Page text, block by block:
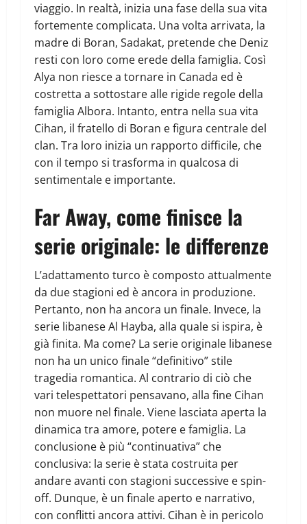
viaggio. In realtà, inizia una fase della sua vita
fortemente complicata. Una volta arrivata, la
madre di Boran, Sadakat, pretende che Deniz
resti con loro come erede della famiglia. Così
Alya non riesce a tornare in Canada ed è
costretta a sottostare alle rigide regole della
famiglia Albora. Intanto, entra nella sua vita
Cihan, il fratello di Boran e figura centrale del
clan. Tra loro inizia un rapporto difficile, che
con il tempo si trasforma in qualcosa di
sentimentale e importante.
Far Away, come finisce la
serie originale: le differenze
L’adattamento turco è composto attualmente
da due stagioni ed è ancora in produzione.
Pertanto, non ha ancora un finale. Invece, la
serie libanese Al Hayba, alla quale si ispira, è
già finita. Ma come? La serie originale libanese
non ha un unico finale “definitivo” stile
tragedia romantica. Al contrario di ciò che
vari telespettatori pensavano, alla fine Cihan
non muore nel finale. Viene lasciata aperta la
dinamica tra amore, potere e famiglia. La
conclusione è più “continuativa” che
conclusiva: la serie è stata costruita per
andare avanti con stagioni successive e spin-
off. Dunque, è un finale aperto e narrativo,
con conflitti ancora attivi. Cihan è in pericolo